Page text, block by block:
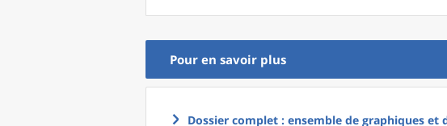
Pour en savoir plus
Dossier complet : ensemble de graphiques